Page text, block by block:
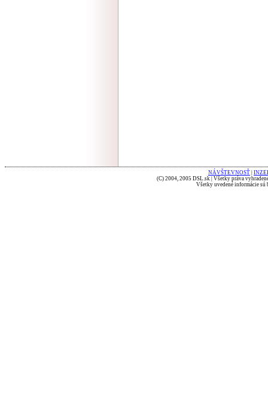
NÁVŠTEVNOSŤ
(C) 2004, 2005 DSL.sk | Všetky práva
Všetky uvedené informácie sú